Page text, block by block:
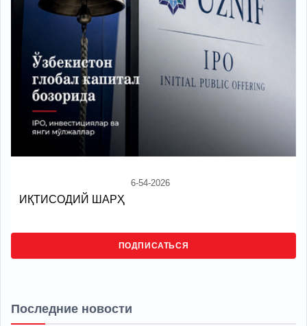
6-54-2026
ИҚТИСОДИЙ ШАРҲ
ПОДПИСАТЬСЯ
Последние новости